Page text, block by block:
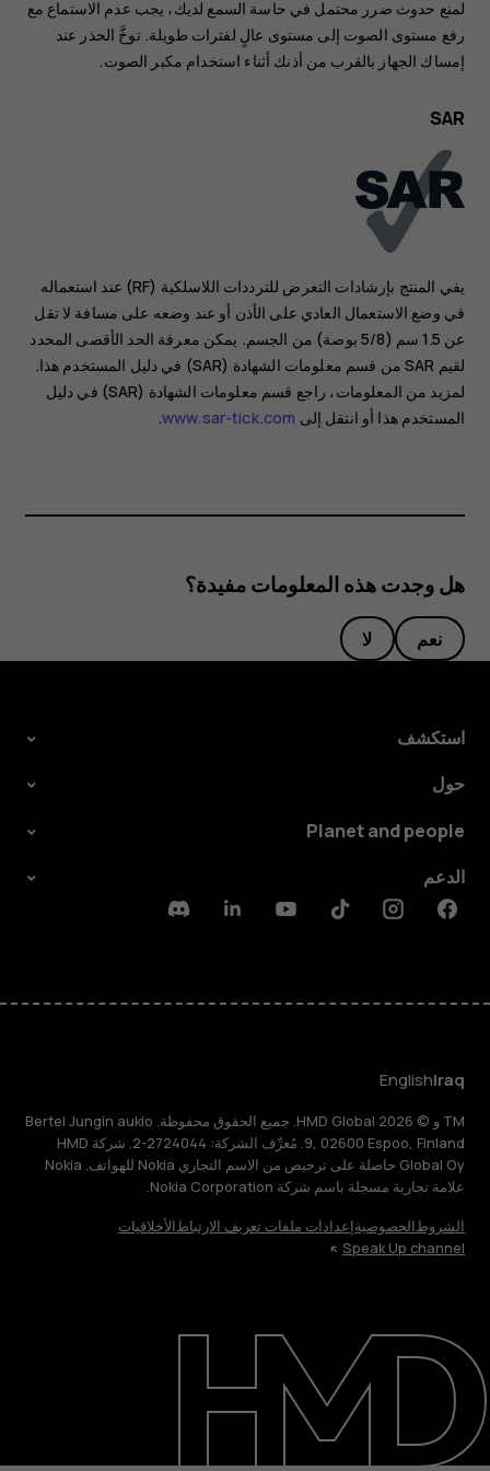
حول
الدعم
Iraq
لمنع حدوث ضرر محتمل في حاسة السمع لديك، يجب عدم الاستماع مع
رفع مستوى الصوت إلى مستوى عالٍ لفترات طويلة. توخَّ الحذر عند
إمساك الجهاز بالقرب من أذنك أثناء استخدام مكبر الصوت.
SAR
يفي المنتج بإرشادات التعرض للترددات اللاسلكية (RF) عند استعماله
في وضع الاستعمال العادي على الأذن أو عند وضعه على مسافة لا تقل
عن 1.5 سم (5/8 بوصة) من الجسم. يمكن معرفة الحد الأقصى المحدد
لقيم SAR من قسم معلومات الشهادة (SAR) في دليل المستخدم هذا.
لمزيد من المعلومات، راجع قسم معلومات الشهادة (SAR) في دليل
المستخدم هذا أو انتقل إلى www.sar-tick.com
.
هل وجدت هذه المعلومات مفيدة؟
نعم لا
استكشف
حول
Planet and people
الدعم
Facebook
Instagram
Tiktok
Youtube
Linkedin
Discord
Iraq
English
TM و © 2026 HMD Global. جميع الحقوق محفوظة. Bertel Jungin aukio
9, 02600 Espoo, Finland. مُعرِّف الشركة: 2724044-2. شركة HMD
Global Oy حاصلة على ترخيص من الاسم التجاري Nokia للهواتف. Nokia
علامة تجارية مسجلة باسم شركة Nokia Corporation.
الشروطالخصوصيةإعدادات ملفات تعريف الارتباطالأخلاقيات
Speak Up channel